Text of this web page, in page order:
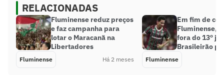
RELACIONADAS
Fluminense reduz preços
e faz campanha para
lotar o Maracanã na
Libertadores
Fluminense Há 2 meses
Em fim de
Fluminense,
fora do 13º
Brasileirão
Fluminense